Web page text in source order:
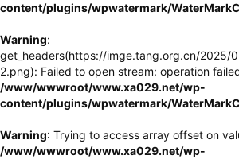
content/plugins/wpwatermark/
Warning:
get_headers(https://imge.tang.org.cn/2025/
2.png): Failed to open stream: operation
/www/wwwroot/www.xa029.net/wp-
content/plugins/wpwatermark/
Warning: Trying to access array offset on
/www/wwwroot/www.xa029.net/wp-